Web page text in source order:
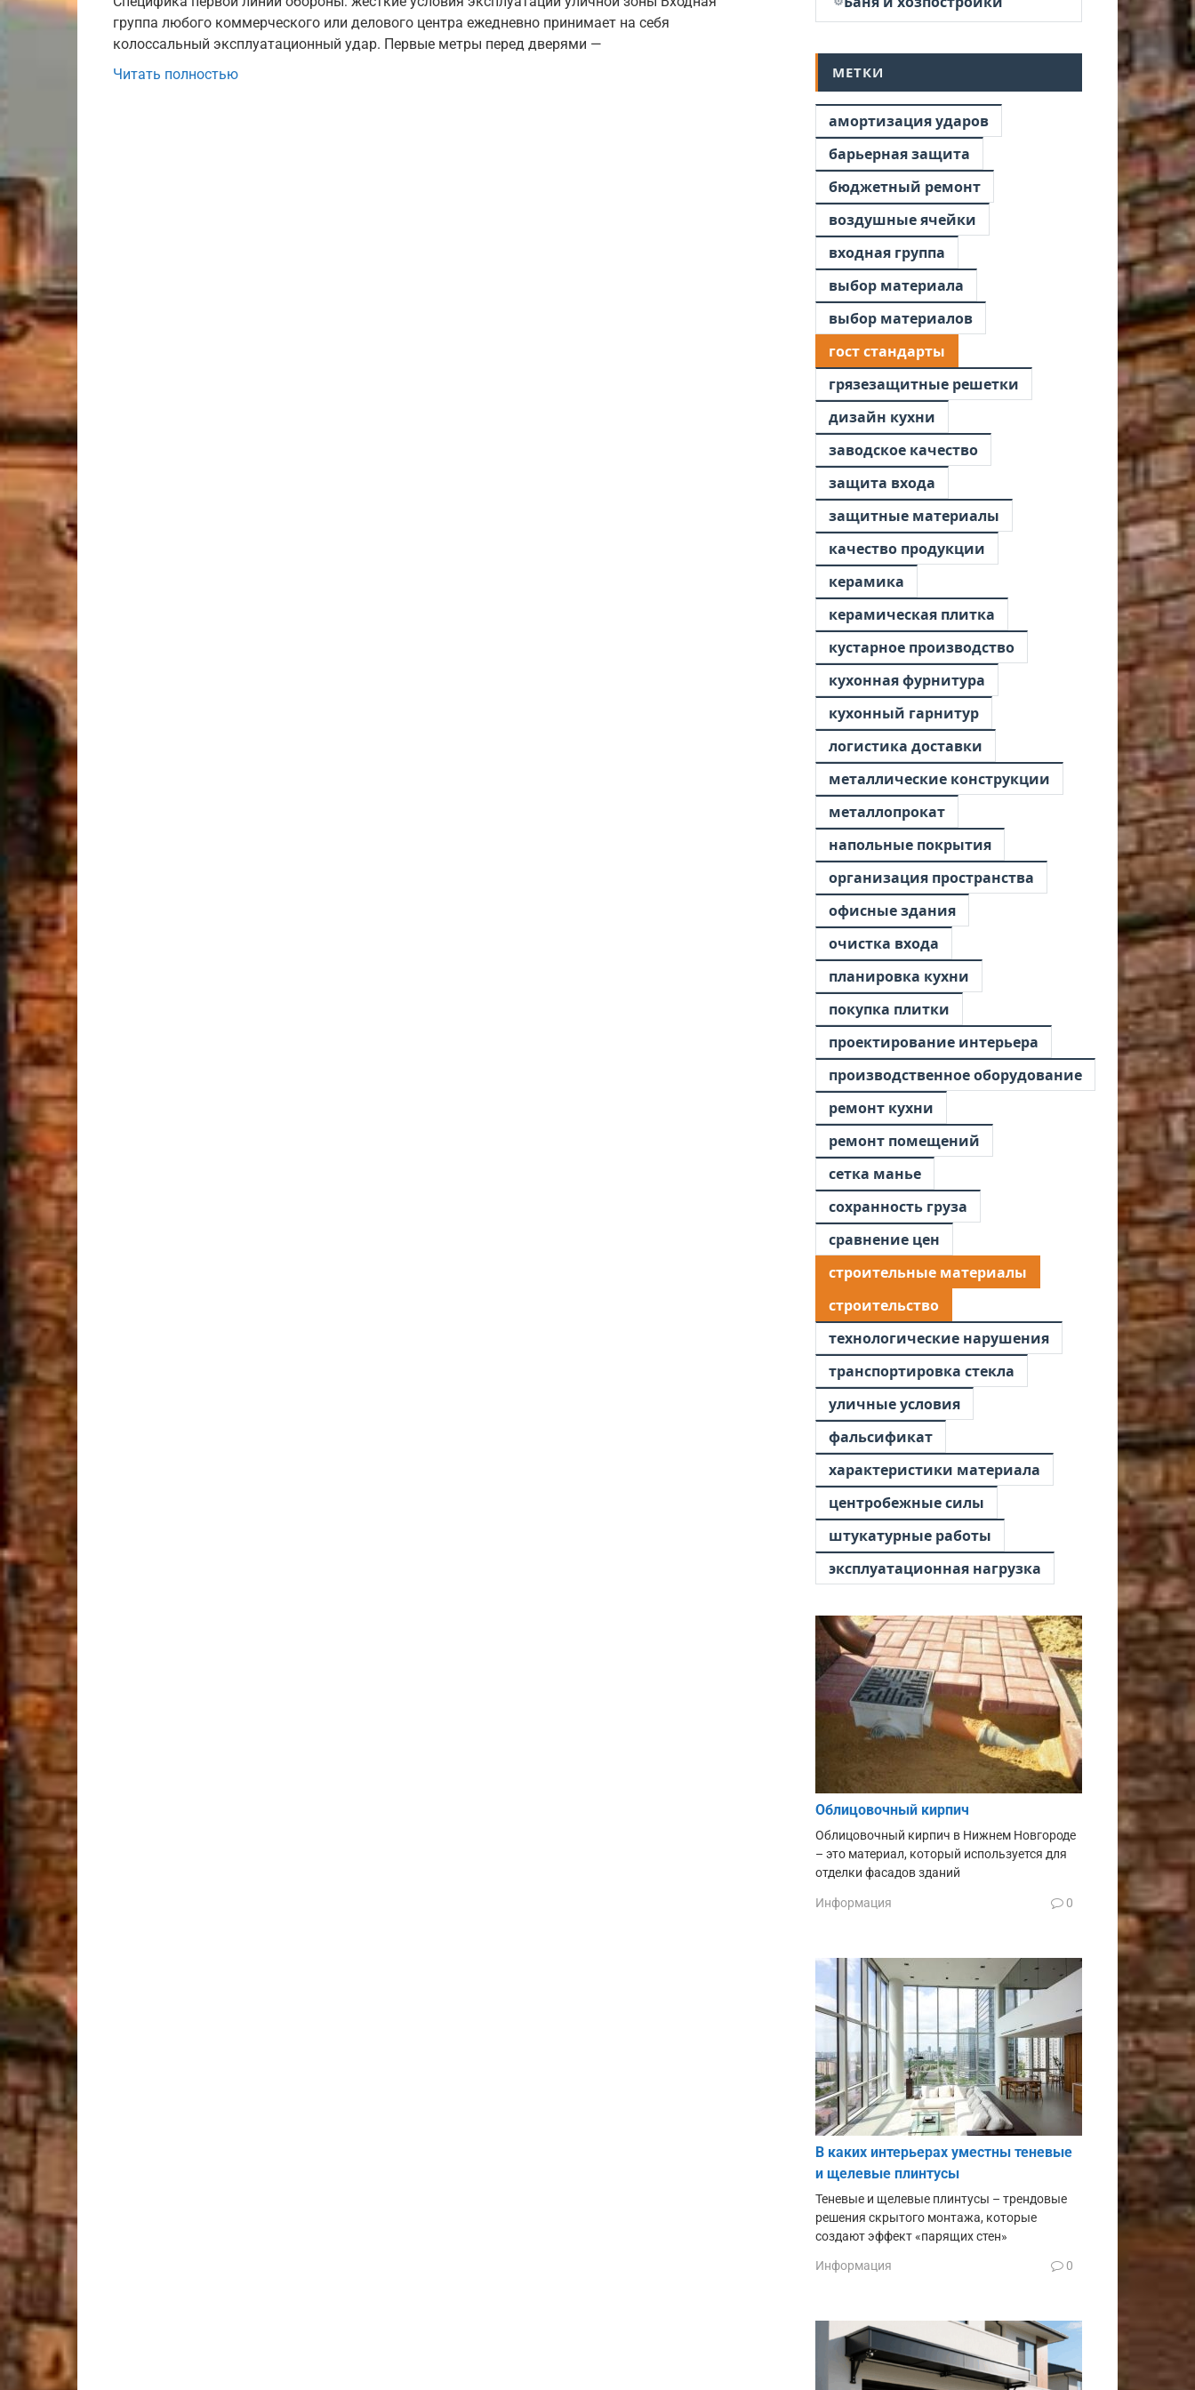
группа любого коммерческого или делового центра ежедневно принимает на себя
колоссальный эксплуатационный удар. Первые метры перед дверями —
Читать полностью
МЕТКИ
амортизация ударов
барьерная защита
бюджетный ремонт
воздушные ячейки
входная группа
выбор материала
выбор материалов
гост стандарты
грязезащитные решетки
дизайн кухни
заводское качество
защита входа
защитные материалы
качество продукции
керамика
керамическая плитка
кустарное производство
кухонная фурнитура
кухонный гарнитур
логистика доставки
металлические конструкции
металлопрокат
напольные покрытия
организация пространства
офисные здания
очистка входа
планировка кухни
покупка плитки
проектирование интерьера
производственное оборудование
ремонт кухни
ремонт помещений
сетка манье
сохранность груза
сравнение цен
строительные материалы
строительство
технологические нарушения
транспортировка стекла
уличные условия
фальсификат
характеристики материала
центробежные силы
штукатурные работы
эксплуатационная нагрузка
Облицовочный кирпич
Облицовочный кирпич в Нижнем Новгороде
– это материал, который используется для
отделки фасадов зданий
Информация 0
В каких интерьерах уместны теневые
и щелевые плинтусы
Теневые и щелевые плинтусы – трендовые
решения скрытого монтажа, которые
создают эффект «парящих стен»
Информация 0